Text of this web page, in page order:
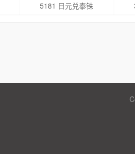
5181 日元兑泰铢